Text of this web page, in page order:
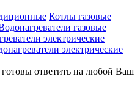
Котлы газовые
газовые
электрические
электрические
ответить на любой Ваш